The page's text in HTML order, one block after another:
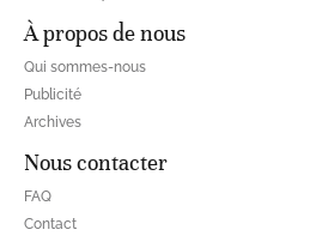
À propos de nous
Qui sommes-nous
Publicité
Archives
Nous contacter
FAQ
Contact